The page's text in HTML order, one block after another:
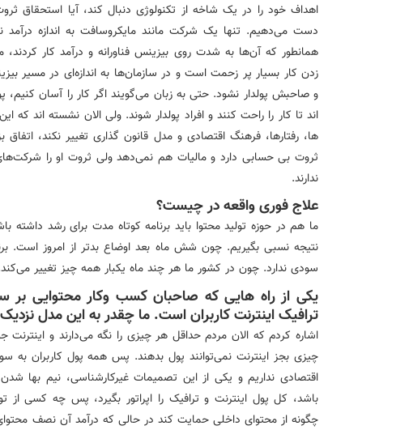
اهداف خود را در یک شاخه از تکنولوژی دنبال کند، آیا استحقاق
دست می‌دهیم. تنها یک شرکت مانند مایکروسافت به اندازه درآمد
همانطور که آن‌ها به شدت روی بیزینس فناورانه و درآمد کار
زدن کار بسیار پر زحمت است و در سازمان‌ها به اندازه‌ای در مسیر
و صاحبش پولدار نشود. حتی به زبان می‌گویند اگر کار را آسان کنیم،
اند تا کار را راحت کنند و افراد پولدار شوند. ولی الان نشسته اند
ها، رفتارها، فرهنگ اقتصادی و مدل قانون گذاری تغییر نکند،
ثروت بی حسابی دارد و مالیات هم نمی‌دهد ولی ثروت او را
ندارند.
علاج فوری واقعه در چیست؟
ما هم در حوزه تولید محتوا باید برنامه کوتاه مدت برای رشد داشته
نتیجه نسبی بگیریم. چون شش ماه بعد اوضاع بدتر از امروز است.
سودی ندارد. چون در کشور ما هر چند ماه یکبار همه چیز تغییر
یکی از راه هایی که صاحبان کسب وکار محتوایی بر سر
ترافیک اینترنت کاربران است. ما چقدر به این مدل
اشاره کردم که الان مردم حداقل هر چیزی را نگه می‌دارند و
چیزی بجز اینترنت نمی‌توانند پول بدهند. پس همه پول کاربران به
اقتصادی نداریم و یکی از این تصمیمات غیرکارشناسی، نیم بها شدن
باشد، کل پول اینترنت و ترافیک را اپراتور بگیرد، پس چه کسی از
چگونه از محتوای داخلی حمایت کند در حالی که درآمد آن نصف